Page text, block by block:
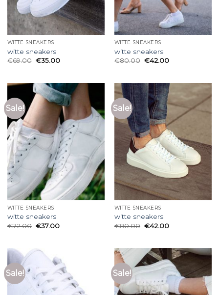
WITTE SNEAKERS
witte sneakers
€69.00 €35.00
WITTE SNEAKERS
witte sneakers
€80.00 €42.00
Sale!
WITTE SNEAKERS
witte sneakers
€72.00 €37.00
Sale!
WITTE SNEAKERS
witte sneakers
€80.00 €42.00
Sale! Sale!